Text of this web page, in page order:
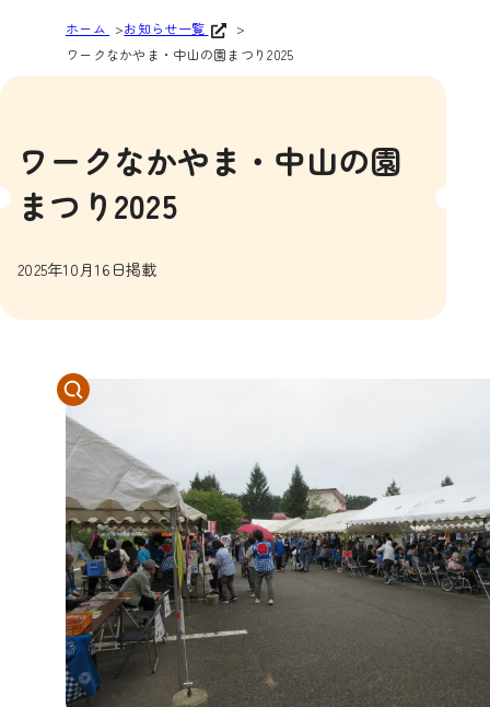
ホーム
お知らせ一覧
ワークなかやま・中山の園まつり2025
ワークなかやま・中山の園
まつり2025
2025年10月16日掲載